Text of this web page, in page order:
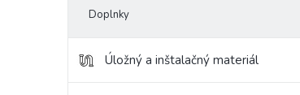
Doplnky
Úložný a inštalačný materiál